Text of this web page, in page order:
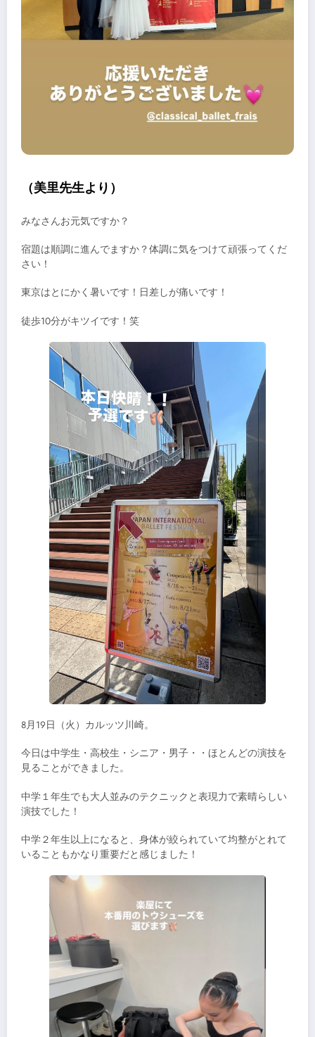
（美里先生より）
みなさんお元気ですか？
宿題は順調に進んでますか？体調に気をつけて頑張ってくだ
さい！
東京はとにかく暑いです！日差しが痛いです！
徒歩10分がキツイです！笑
8月19日（火）カルッツ川崎。
今日は中学生・高校生・シニア・男子・・ほとんどの演技を
見ることができました。
中学１年生でも大人並みのテクニックと表現力で素晴らしい
演技でした！
中学２年生以上になると、身体が絞られていて均整がとれて
いることもかなり重要だと感じました！